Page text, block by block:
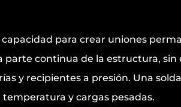
para crear uniones
continua de la estructura, sin
y recipientes a presión. Una
y cargas pesadas.